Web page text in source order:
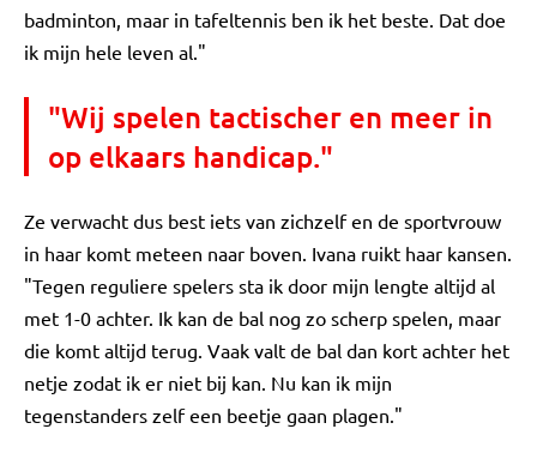
badminton, maar in tafeltennis ben ik het beste. Dat doe
ik mijn hele leven al."
"Wij spelen tactischer en meer in
op elkaars handicap."
Ze verwacht dus best iets van zichzelf en de sportvrouw
in haar komt meteen naar boven. Ivana ruikt haar kansen.
"Tegen reguliere spelers sta ik door mijn lengte altijd al
met 1-0 achter. Ik kan de bal nog zo scherp spelen, maar
die komt altijd terug. Vaak valt de bal dan kort achter het
netje zodat ik er niet bij kan. Nu kan ik mijn
tegenstanders zelf een beetje gaan plagen."